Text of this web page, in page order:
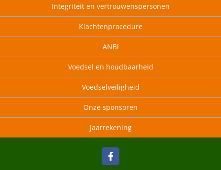
Integriteit en vertrouwenspersonen
Klachtenprocedure
ANBI
Voedsel en houdbaarheid
Voedselveiligheid
Onze sponsoren
Jaarrekening